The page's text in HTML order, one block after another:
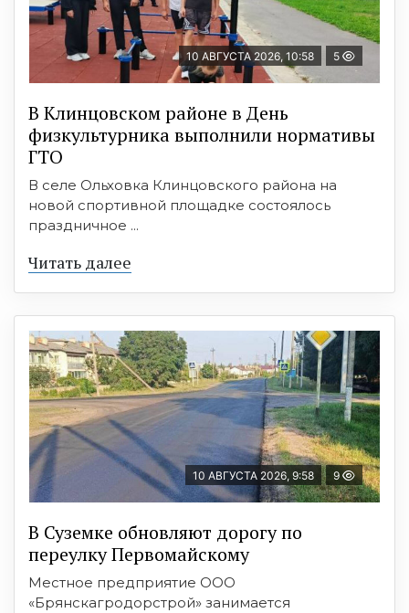
10 АВГУСТА 2026, 10:58 5
В Клинцовском районе в День
физкультурника выполнили нормативы
ГТО
В селе Ольховка Клинцовского района на
новой спортивной площадке состоялось
праздничное ...
Читать далее
10 АВГУСТА 2026, 9:58 9
В Суземке обновляют дорогу по
переулку Первомайскому
Местное предприятие ООО
«Брянскагродорстрой» занимается